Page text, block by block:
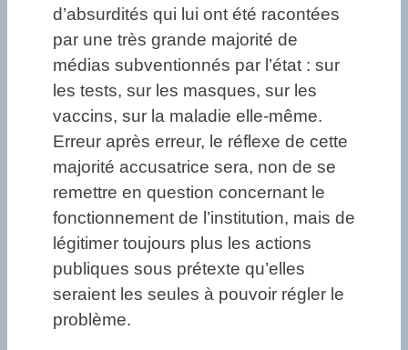
d’absurdités qui lui ont été racontées
par une très grande majorité de
médias subventionnés par l’état : sur
les tests, sur les masques, sur les
vaccins, sur la maladie elle-même.
Erreur après erreur, le réflexe de cette
majorité accusatrice sera, non de se
remettre en question concernant le
fonctionnement de l’institution, mais de
légitimer toujours plus les actions
publiques sous prétexte qu’elles
seraient les seules à pouvoir régler le
problème.